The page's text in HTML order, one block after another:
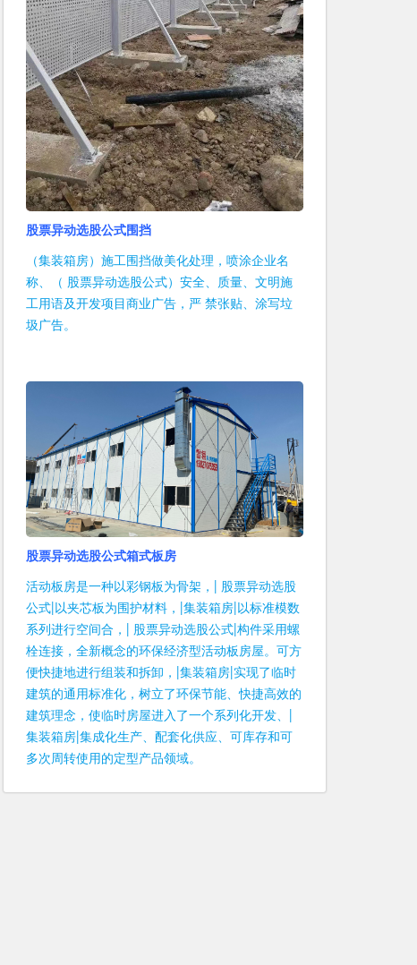
股票异动选股公式围挡
（集装箱房）施工围挡做美化处理，喷涂企业名
称、（ 股票异动选股公式）安全、质量、文明施
工用语及开发项目商业广告，严 禁张贴、涂写垃
圾广告。
股票异动选股公式箱式板房
活动板房是一种以彩钢板为骨架，| 股票异动选股
公式|以夹芯板为围护材料，|集装箱房|以标准模数
系列进行空间合，| 股票异动选股公式|构件采用螺
栓连接，全新概念的环保经济型活动板房屋。可方
便快捷地进行组装和拆卸，|集装箱房|实现了临时
建筑的通用标准化，树立了环保节能、快捷高效的
建筑理念，使临时房屋进入了一个系列化开发、|
集装箱房|集成化生产、配套化供应、可库存和可
多次周转使用的定型产品领域。